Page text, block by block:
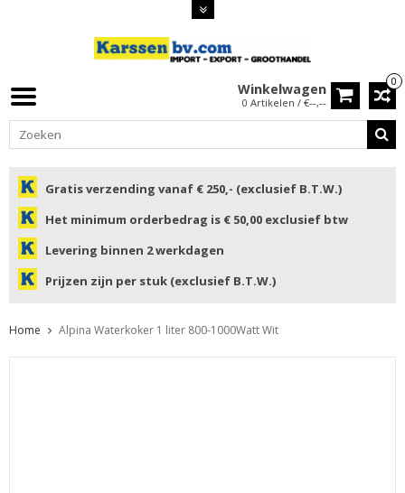
0
Winkelwagen
0 Artikelen / €--,--
Gratis verzending vanaf € 250,- (exclusief B.T.W.)
Het minimum orderbedrag is € 50,00 exclusief btw
Levering binnen 2 werkdagen
Prijzen zijn per stuk (exclusief B.T.W.)
Home Alpina Waterkoker 1 liter 800-1000Watt Wit